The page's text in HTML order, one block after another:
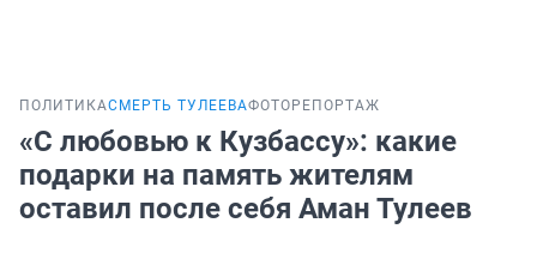
ПОЛИТИКАСМЕРТЬ ТУЛЕЕВАФОТОРЕПОРТАЖ
«С любовью к Кузбассу»: какие
подарки на память жителям
оставил после себя Аман Тулеев